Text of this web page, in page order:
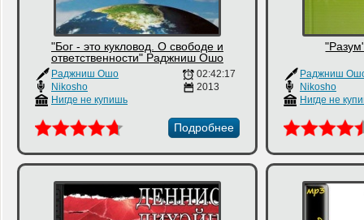
"Бог - это кукловод. О свободе и
ответственности" Раджниш Ошо
Раджниш Ошо
Nikosho
Нигде не купишь
02:42:17
2013
Подробнее
Раджниш
Nikosho
Нигде не